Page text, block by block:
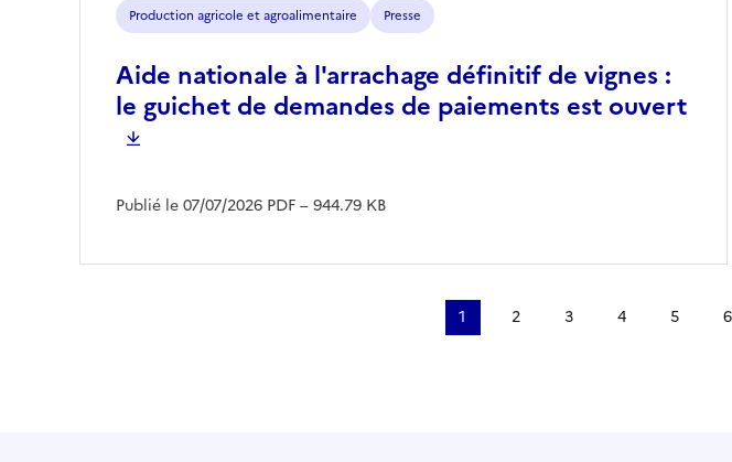
Production agricole et agroalimentaire Presse
Aide nationale à l'arrachage définitif de vignes :
le guichet de demandes de paiements est ouvert
Publié le 07/07/2026 PDF– 944.79 KB
Page
1
Page
2
Page
3
Page
4
Page
5 6